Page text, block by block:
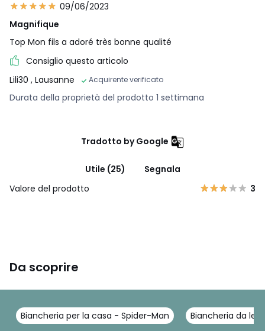
09/06/2023
Magnifique
Top Mon fils a adoré très bonne qualité
Consiglio questo articolo
Lili30 , Lausanne Acquirente verificato
Durata della proprietà del prodotto 1 settimana
Tradotto by Google
Utile (25)
Segnala
Valore del prodotto
3
Da scoprire
Biancheria per la casa - Spider-Man Biancheria da